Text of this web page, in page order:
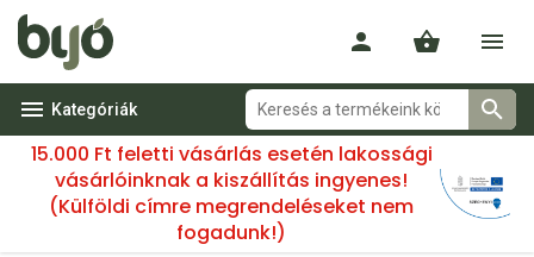
Kategóriák
15.000 Ft feletti vásárlás esetén lakossági
vásárlóinknak a kiszállítás ingyenes!
(Külföldi címre megrendeléseket nem
fogadunk!)